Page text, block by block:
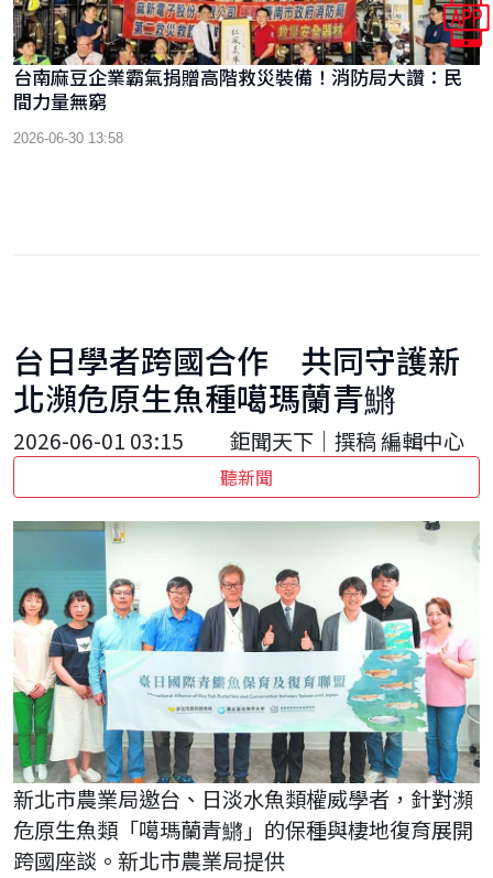
台南麻豆企業霸氣捐贈高階救災裝備！消防局大讚：民
間力量無窮
2026-06-30 13:58
台日學者跨國合作 共同守護新
北瀕危原生魚種噶瑪蘭青鱂
2026-06-01 03:15 鉅聞天下｜撰稿 編輯中心
聽新聞
新北市農業局邀台、日淡水魚類權威學者，針對瀕
危原生魚類「噶瑪蘭青鱂」的保種與棲地復育展開
跨國座談。新北市農業局提供